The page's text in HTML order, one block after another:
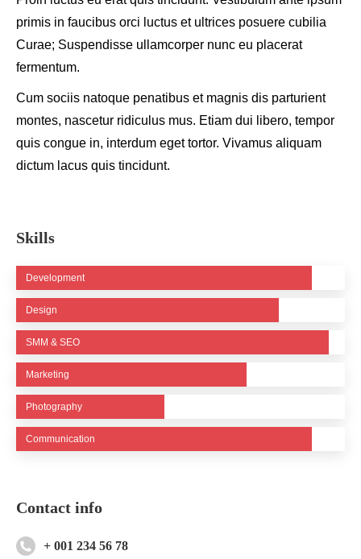
primis in faucibus orci luctus et ultrices posuere cubilia
Curae; Suspendisse ullamcorper nunc eu placerat
fermentum.
Cum sociis natoque penatibus et magnis dis parturient
montes, nascetur ridiculus mus. Etiam dui libero, tempor
quis congue in, interdum eget tortor. Vivamus aliquam
dictum lacus quis tincidunt.
Skills
Development
Design
SMM & SEO
Marketing
Photography
Communication
Contact info
+ 001 234 56 78